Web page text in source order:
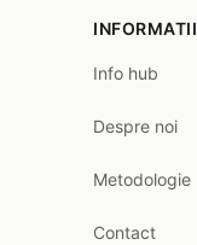
INFORMATII
Info hub
Despre noi
Metodologie
Contact